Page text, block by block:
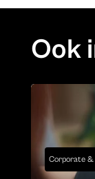
Ook
Corporate &